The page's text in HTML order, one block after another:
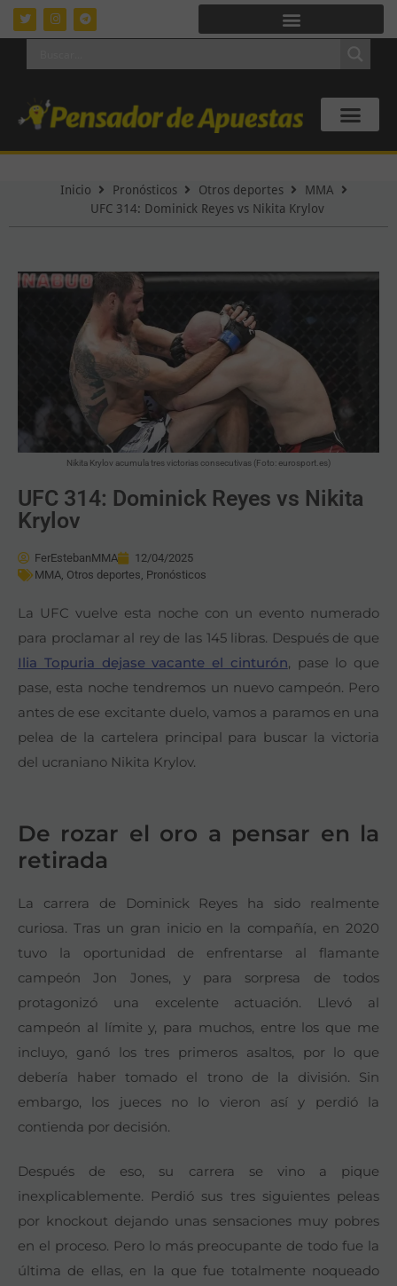
Inicio Pronósticos Otros deportes
MMA
UFC 314: Dominick Reyes vs Nikita Krylov
Nikita Krylov acumula tres victorias consecutivas (Foto: eurosport.es)
UFC 314: Dominick Reyes vs Nikita
Krylov
FerEstebanMMA
12/04/2025
MMA, Otros deportes, Pronósticos
La UFC vuelve esta noche con un evento numerado
para proclamar al rey de las 145 libras. Después de que
Ilia Topuria dejase vacante el cinturón, pase lo que
pase, esta noche tendremos un nuevo campeón. Pero
antes de ese excitante duelo, vamos a paramos en una
pelea de la cartelera principal para buscar la victoria
del ucraniano Nikita Krylov.
De rozar el oro a pensar en la
retirada
La carrera de Dominick Reyes ha sido realmente
curiosa. Tras un gran inicio en la compañía, en 2020
tuvo la oportunidad de enfrentarse al flamante
campeón Jon Jones, y para sorpresa de todos
protagonizó una excelente actuación. Llevó al
campeón al límite y, para muchos, entre los que me
incluyo, ganó los tres primeros asaltos, por lo que
debería haber tomado el trono de la división. Sin
embargo, los jueces no lo vieron así y perdió la
contienda por decisión.
Después de eso, su carrera se vino a pique
inexplicablemente. Perdió sus tres siguientes peleas
por knockout dejando unas sensaciones muy pobres
en el proceso. Pero lo más preocupante de todo fue la
última de ellas, en la que fue totalmente noqueado